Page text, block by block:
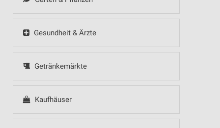
Gesundheit & Ärzte
Getränkemärkte
Kaufhäuser